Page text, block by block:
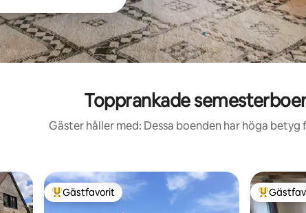
Topprankade
Gäster håller med: Dessa boenden har höga
Populär gästfavorit
Gästfavorit Populär